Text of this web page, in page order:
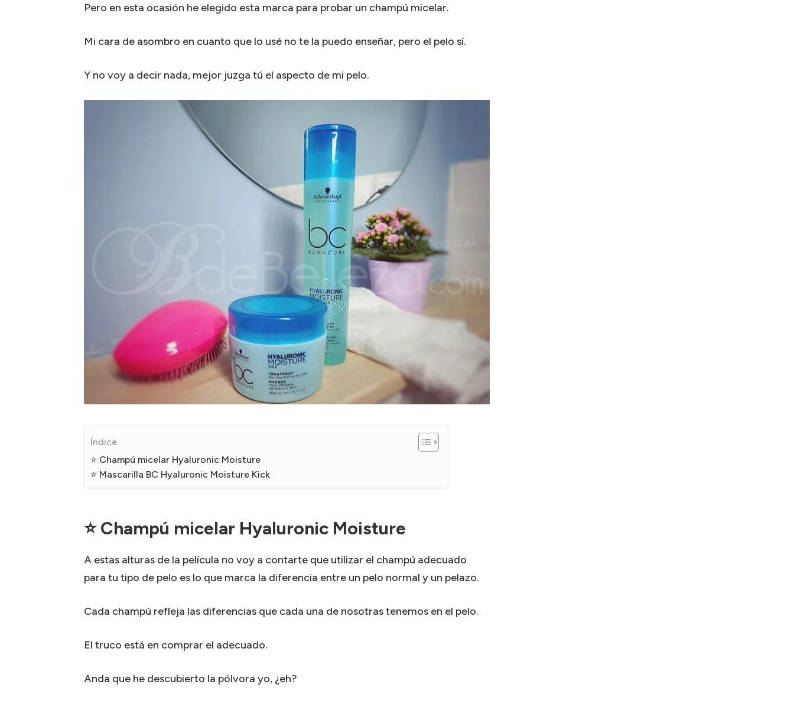
Pero en esta ocasión he elegido esta marca para probar un champú micelar.
Mi cara de asombro en cuanto que lo usé no te la puedo enseñar, pero el pelo sí.
Y no voy a decir nada, mejor juzga tú el aspecto de mi pelo.
Índice
⭐ Champú micelar Hyaluronic Moisture
⭐ Mascarilla BC Hyaluronic Moisture Kick
⭐ Champú micelar Hyaluronic Moisture
A estas alturas de la película no voy a contarte que utilizar el champú adecuado
para tu tipo de pelo es lo que marca la diferencia entre un pelo normal y un pelazo.
Cada champú refleja las diferencias que cada una de nosotras tenemos en el pelo.
El truco está en comprar el adecuado.
Anda que he descubierto la pólvora yo, ¿eh?